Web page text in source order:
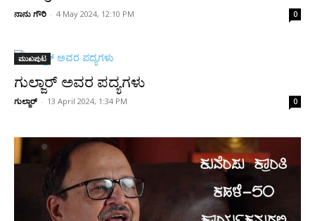
ನಾನು ಗೌರಿ - 4 May 2024, 12:10 PM 0
ಮುಖಪುಟ
ಗುಲ್ಜಾರ್ ಅವರ ಪದ್ಯಗಳು
ಗುಲ್ಜಾರ್ - 13 April 2024, 1:34 PM 0